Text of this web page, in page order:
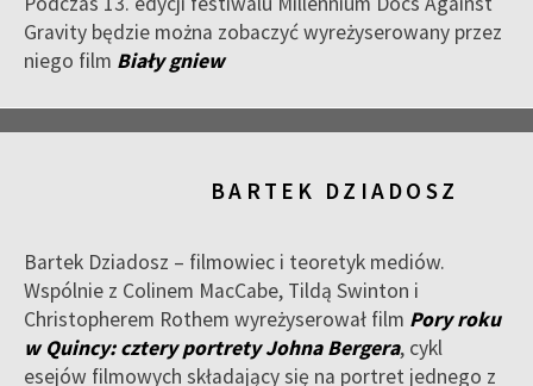
Gravity będzie można zobaczyć wyreżyserowany przez
niego film Biały gniew
BARTEK DZIADOSZ
Bartek Dziadosz – filmowiec i teoretyk mediów.
Wspólnie z Colinem MacCabe, Tildą Swinton i
Christopherem Rothem wyreżyserował film Pory roku
w Quincy: cztery portrety Johna Bergera, cykl
esejów filmowych składający się na portret jednego z